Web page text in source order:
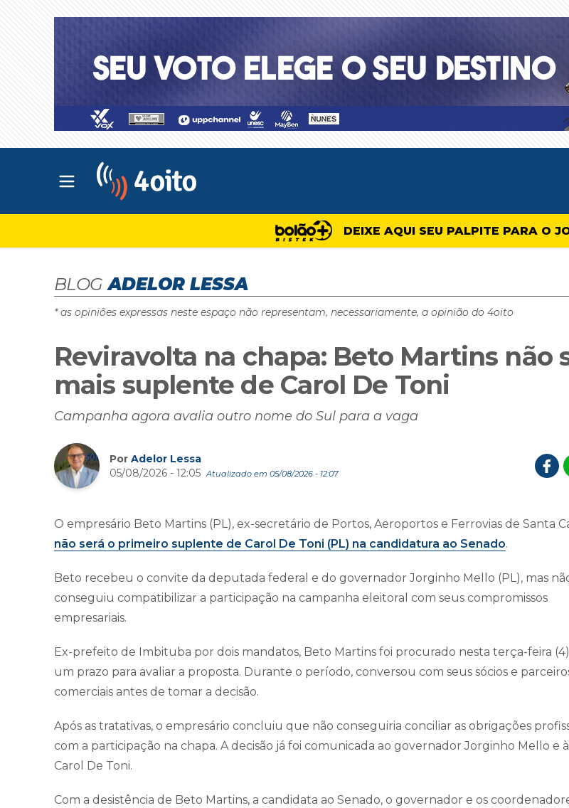
Abrir menu principal
DEIXE AQUI SEU PALPITE PARA O
BLOG ADELOR LESSA
* as opiniões expressas neste espaço não representam, necessariamente, a opinião do 4oito
Reviravolta na chapa: Beto Martins não
mais suplente de Carol De Toni
Campanha agora avalia outro nome do Sul para a vaga
Por Adelor Lessa
05/08/2026 - 12:05 Atualizado em 05/08/2026 - 12:07
O empresário Beto Martins (PL), ex-secretário de Portos, Aeroportos e Ferrovias de Santa
não será o primeiro suplente de Carol De Toni (PL) na candidatura ao Senado.
Beto recebeu o convite da deputada federal e do governador Jorginho Mello (PL), mas
conseguiu compatibilizar a participação na campanha eleitoral com seus compromissos
empresariais.
Ex-prefeito de Imbituba por dois mandatos, Beto Martins foi procurado nesta terça-feira
um prazo para avaliar a proposta. Durante o período, conversou com seus sócios e
comerciais antes de tomar a decisão.
Após as tratativas, o empresário concluiu que não conseguiria conciliar as obrigações
com a participação na chapa. A decisão já foi comunicada ao governador Jorginho Mello e
Carol De Toni.
Com a desistência de Beto Martins, a candidata ao Senado, o governador e os